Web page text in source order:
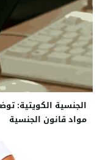
الجنسية الكويتية:
مواد قانون الجنسية